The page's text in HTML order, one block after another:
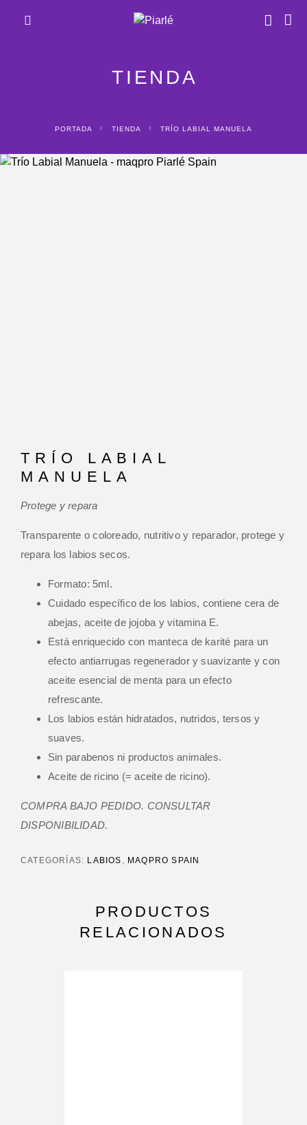
TIENDA
PORTADA TIENDA TRÍO LABIAL MANUELA
TRÍO LABIAL
MANUELA
Protege y repara
Transparente o coloreado, nutritivo y reparador, protege y
repara los labios secos.
Formato: 5ml.
Cuidado específico de los labios, contiene cera de
abejas, aceite de jojoba y vitamina E.
Está enriquecido con manteca de karité para un
efecto antiarrugas regenerador y suavizante y con
aceite esencial de menta para un efecto
refrescante.
Los labios están hidratados, nutridos, tersos y
suaves.
Sin parabenos ni productos animales.
Aceite de ricino (= aceite de ricino).
COMPRA BAJO PEDIDO. CONSULTAR
DISPONIBILIDAD.
CATEGORÍAS: LABIOS , MAQPRO SPAIN
PRODUCTOS
RELACIONADOS